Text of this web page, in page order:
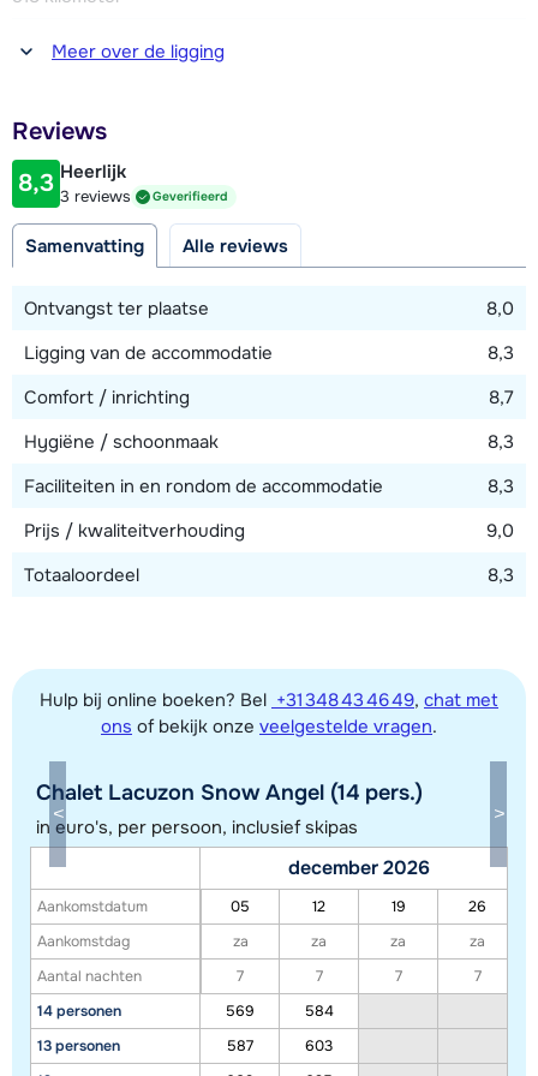
badkamers met ieder een douche en een apart toilet.
Afstand tot winkel(s)
100 meter
150 - 250 meter
Afstand tot skilift
150 - 250 meter
Toon alle accommodaties in dit gebied
Deze kaart geeft een indicatie van de ligging van onze accommodaties. De
Meer over de ligging
Reviews
8,3 Heerlijk
3 reviews Geverifieerd
Samenvatting Alle reviews
Ontvangst ter plaatse
8,0
Ligging van de accommodatie
8,3
Comfort / inrichting
8,7
Hygiëne / schoonmaak
8,3
Faciliteiten in en rondom de accommodatie
8,3
Prijs / kwaliteitverhouding
9,0
Totaaloordeel
8,3
Hulp bij online boeken? Bel +31 348 43 46 49, chat met
ons of bekijk onze veelgestelde vragen.
Chalet Lacuzon Snow Angel (14 pers.)
in euro's, per persoon, inclusief skipas
Aankomstdatum
Aankomstdag
Aantal nachten
14 personen
13 personen
december 2026
05 12 19
26
za
za za
za
7
7 7
7
569
584
587
603